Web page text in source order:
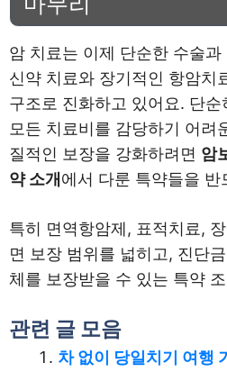
암 치료는 이제 단순한 수술
신약 치료와 장기적인 항암치
구조로 진화하고 있어요. 단
모든 치료비를 감당하기 어려
질적인 보장을 강화하려면 암
약 소개 에서 다룬 특약들을
특히 면역항암제, 표적치료,
면 보장 범위를 넓히고, 진단금
체를 보장받을 수 있는 특약
관련 글 모음
차 없이 당일치기 여행